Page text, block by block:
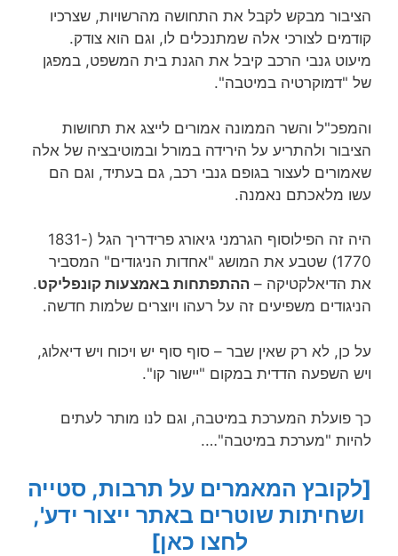
הציבור מבקש לקבל את התחושה מהרשויות, שצרכיו
קודמים לצורכי אלה שמתנכלים לו, וגם הוא צודק.
מיעוט גנבי הרכב קיבל את הגנת בית המשפט, במפגן
של "דמוקרטיה במיטבה".
והמפכ"ל והשר הממונה אמורים לייצג את תחושות
הציבור ולהתריע על הירידה במורל ובמוטיבציה של אלה
שאמורים לעצור בגופם גנבי רכב, גם בעתיד, וגם הם
עשו מלאכתם נאמנה.
היה זה הפילוסוף הגרמני גיאורג פרידריך הגל (1831-
1770) שטבע את המושג "אחדות הניגודים" המסביר
את הדיאלקטיקה – ההתפתחות באמצעות קונפליקט.
הניגודים משפיעים זה על רעהו ויוצרים שלמות חדשה.
על כן, לא רק שאין שבר – סוף סוף יש ויכוח ויש דיאלוג,
ויש השפעה הדדית במקום "יישור קו".
כך פועלת המערכת במיטבה, וגם לנו מותר לעתים
להיות "מערכת במיטבה"….
[לקובץ המאמרים על תרבות, סטייה
ושחיתות שוטרים באתר ייצור ידע',
לחצו כאן]